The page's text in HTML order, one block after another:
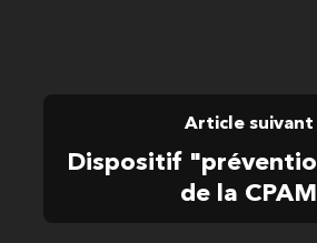
Article suivant
Dispositif
de la CPAM